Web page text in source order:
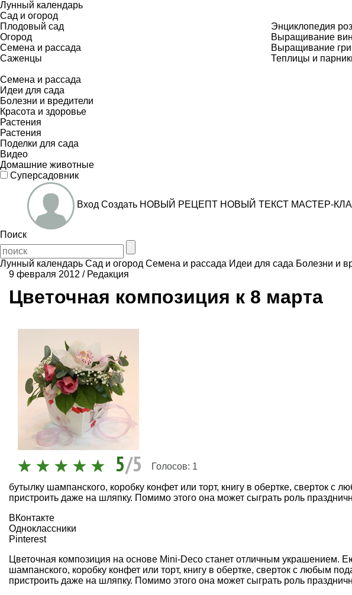
Лунный календарь
Сад и огород
Плодовый сад
Огород
Семена и рассада
Саженцы
Энциклопедия роз
Выращивание
Выращивание
Теплицы и
Семена и рассада
Идеи для сада
Болезни и вредители
Красота и здоровье
Растения
Растения
Поделки для сада
Видео
Домашние животные
Суперсадовник
Вход Создать НОВЫЙ РЕЦЕПТ НОВЫЙ ТЕКСТ МАСТЕР-
Поиск
Лунный календарь Сад и огород Семена и рассада Идеи для сада Болезни и
9 февраля 2012 / Редакция
Цветочная композиция к 8 марта
5/5 Голосов: 1
бутылку шампанского, коробку конфет или торт, книгу в обертке, сверток
пристроить даже на шляпку. Помимо этого она может сыграть роль
ВКонтакте
Одноклассники
Pinterest
Цветочная композиция на основе Mini-Deco станет отличным украшением.
шампанского, коробку конфет или торт, книгу в обертке, сверток с любым
пристроить даже на шляпку. Помимо этого она может сыграть роль